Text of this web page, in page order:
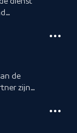
de
zijn